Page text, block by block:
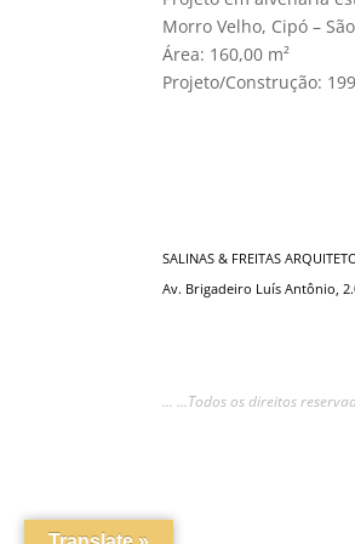
Morro Velho, Cipó –
Área: 160,00 m²
Projeto/Construção:
SALINAS & FREITAS
Av. Brigadeiro Luís Antônio,
... ...Todos os direitos